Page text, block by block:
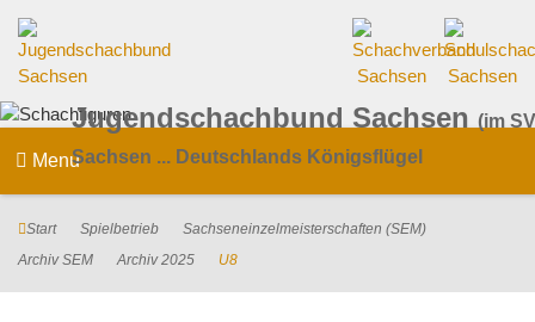
Jugendschachbund Sachsen (im
Sachsen ... Deutschlands Königsflügel
Menu
Start Spielbetrieb
Sachseneinzelmeisterschaften (SEM)
Archiv SEM
Archiv 2025 U8